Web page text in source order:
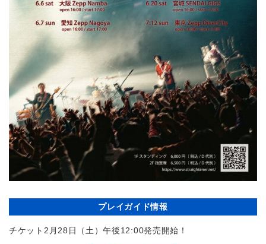
プレイガイド情報
チケット2月28日（土）午後12:00発売開始！